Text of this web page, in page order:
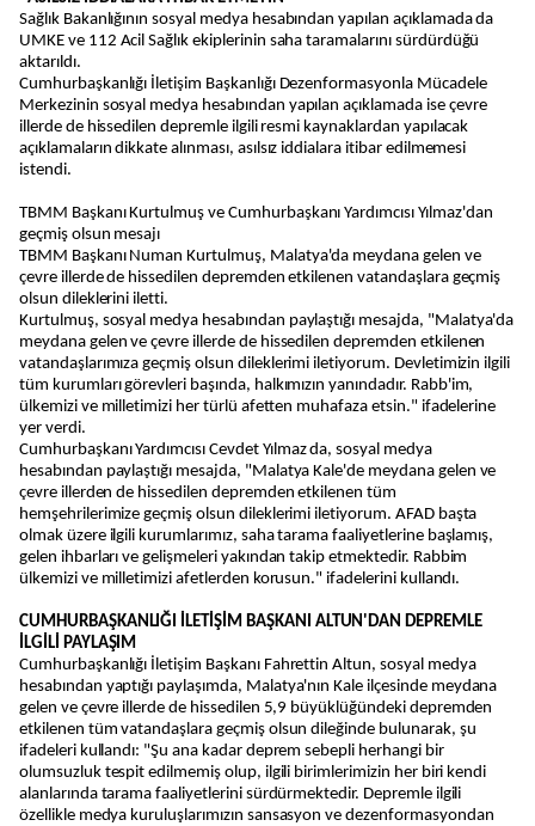
Sağlık Bakanlığının sosyal medya hesabından yapılan açıklamada da
UMKE ve 112 Acil Sağlık ekiplerinin saha taramalarını sürdürdüğü
aktarıldı.
Cumhurbaşkanlığı İletişim Başkanlığı Dezenformasyonla Mücadele
Merkezinin sosyal medya hesabından yapılan açıklamada ise çevre
illerde de hissedilen depremle ilgili resmi kaynaklardan yapılacak
açıklamaların dikkate alınması, asılsız iddialara itibar edilmemesi
istendi.
TBMM Başkanı Kurtulmuş ve Cumhurbaşkanı Yardımcısı Yılmaz'dan
geçmiş olsun mesajı
TBMM Başkanı Numan Kurtulmuş, Malatya'da meydana gelen ve
çevre illerde de hissedilen depremden etkilenen vatandaşlara geçmiş
olsun dileklerini iletti.
Kurtulmuş, sosyal medya hesabından paylaştığı mesajda, "Malatya'da
meydana gelen ve çevre illerde de hissedilen depremden etkilenen
vatandaşlarımıza geçmiş olsun dileklerimi iletiyorum. Devletimizin ilgili
tüm kurumları görevleri başında, halkımızın yanındadır. Rabb'im,
ülkemizi ve milletimizi her türlü afetten muhafaza etsin." ifadelerine
yer verdi.
Cumhurbaşkanı Yardımcısı Cevdet Yılmaz da, sosyal medya
hesabından paylaştığı mesajda, "Malatya Kale'de meydana gelen ve
çevre illerden de hissedilen depremden etkilenen tüm
hemşehrilerimize geçmiş olsun dileklerimi iletiyorum. AFAD başta
olmak üzere ilgili kurumlarımız, saha tarama faaliyetlerine başlamış,
gelen ihbarları ve gelişmeleri yakından takip etmektedir. Rabbim
ülkemizi ve milletimizi afetlerden korusun." ifadelerini kullandı.
CUMHURBAŞKANLIĞI İLETİŞİM BAŞKANI ALTUN'DAN DEPREMLE
İLGİLİ PAYLAŞIM
Cumhurbaşkanlığı İletişim Başkanı Fahrettin Altun, sosyal medya
hesabından yaptığı paylaşımda, Malatya'nın Kale ilçesinde meydana
gelen ve çevre illerde de hissedilen 5,9 büyüklüğündeki depremden
etkilenen tüm vatandaşlara geçmiş olsun dileğinde bulunarak, şu
ifadeleri kullandı: "Şu ana kadar deprem sebepli herhangi bir
olumsuzluk tespit edilmemiş olup, ilgili birimlerimizin her biri kendi
alanlarında tarama faaliyetlerini sürdürmektedir. Depremle ilgili
özellikle medya kuruluşlarımızın sansasyon ve dezenformasyondan